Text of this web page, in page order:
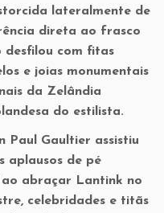
lateralmente de
direta ao frasco
desfilou com fitas
e joias monumentais
da Zelândia
do estilista.
Paul Gaultier assistiu
aplausos de pé
abraçar Lantink no
celebridades e titãs